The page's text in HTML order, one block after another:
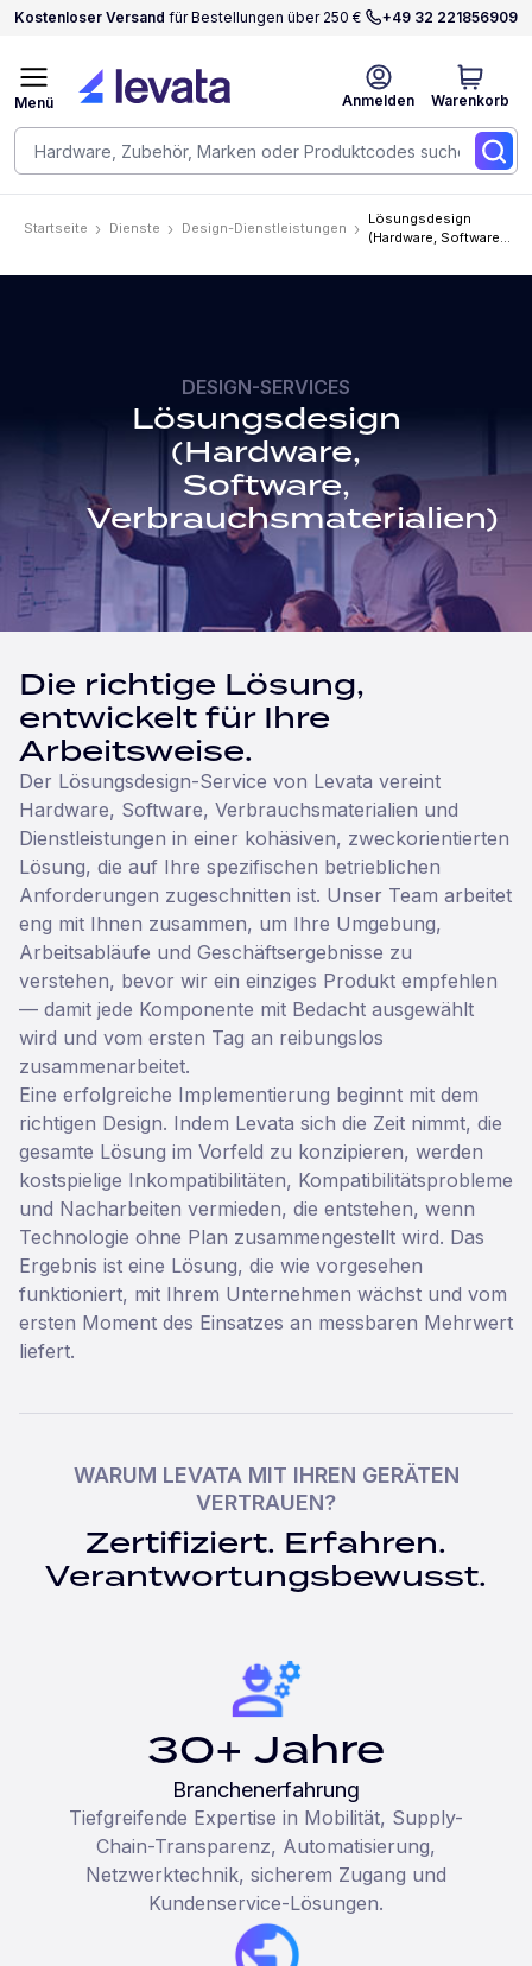
Kostenloser Versand für Bestellungen über 250 € +49 32 221856909
Anmelden Warenkorb
Menü
Startseite Dienste Design-Dienstleistungen
Lösungsdesign
(Hardware, Software,
DESIGN-SERVICES
Lösungsdesign
(Hardware,
Software,
Verbrauchsmaterialien)
Die richtige Lösung,
entwickelt für Ihre
Arbeitsweise.
Der Lösungsdesign-Service von Levata vereint
Hardware, Software, Verbrauchsmaterialien und
Dienstleistungen in einer kohäsiven, zweckorientierten
Lösung, die auf Ihre spezifischen betrieblichen
Anforderungen zugeschnitten ist. Unser Team arbeitet
eng mit Ihnen zusammen, um Ihre Umgebung,
Arbeitsabläufe und Geschäftsergebnisse zu
verstehen, bevor wir ein einziges Produkt empfehlen
— damit jede Komponente mit Bedacht ausgewählt
wird und vom ersten Tag an reibungslos
zusammenarbeitet.
Eine erfolgreiche Implementierung beginnt mit dem
richtigen Design. Indem Levata sich die Zeit nimmt, die
gesamte Lösung im Vorfeld zu konzipieren, werden
kostspielige Inkompatibilitäten, Kompatibilitätsprobleme
und Nacharbeiten vermieden, die entstehen, wenn
Technologie ohne Plan zusammengestellt wird. Das
Ergebnis ist eine Lösung, die wie vorgesehen
funktioniert, mit Ihrem Unternehmen wächst und vom
ersten Moment des Einsatzes an messbaren Mehrwert
liefert.
WARUM LEVATA MIT IHREN GERÄTEN
VERTRAUEN?
Zertifiziert. Erfahren.
Verantwortungsbewusst.
30+ Jahre
Branchenerfahrung
Tiefgreifende Expertise in Mobilität, Supply-
Chain-Transparenz, Automatisierung,
Netzwerktechnik, sicherem Zugang und
Kundenservice-Lösungen.